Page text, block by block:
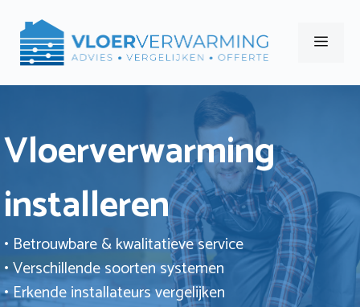
naar
Menu
Vloerverwarming
installeren
• Betrouwbare & kwalitatieve service
• Verschillende soorten systemen
• Erkende installateurs vergelijken